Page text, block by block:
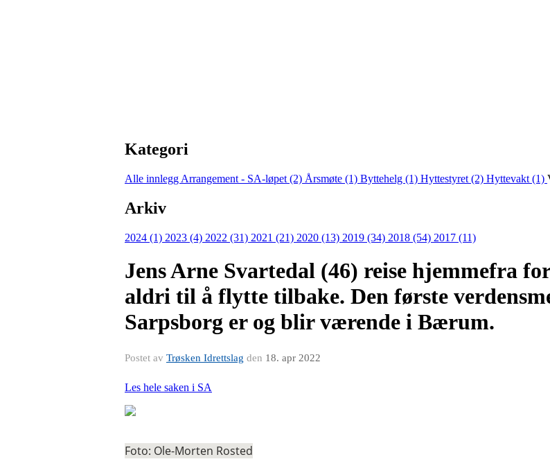
Kategori
Alle innlegg Arrangement - SA-løpet (2) Årsmøte (1) Byttehelg (1) Hyttestyret (2) Hyttevakt (1)
Arkiv
2024 (1) 2023 (4) 2022 (31) 2021 (21) 2020 (13) 2019 (34) 2018 (54) 2017 (11)
Jens Arne Svartedal (46) reise hjemmefra
aldri til å flytte tilbake. Den første
Sarpsborg er og blir værende i Bærum.
Postet av Trøsken Idrettslag den 18. apr 2022
Les hele saken i SA
Foto: Ole-Morten Rosted